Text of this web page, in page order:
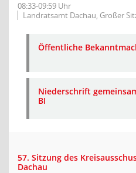
08:33-09:59 Uhr
Landratsamt Dachau, Großer
Öffentliche
Niederschrift
BI
57. Sitzung des
Dachau